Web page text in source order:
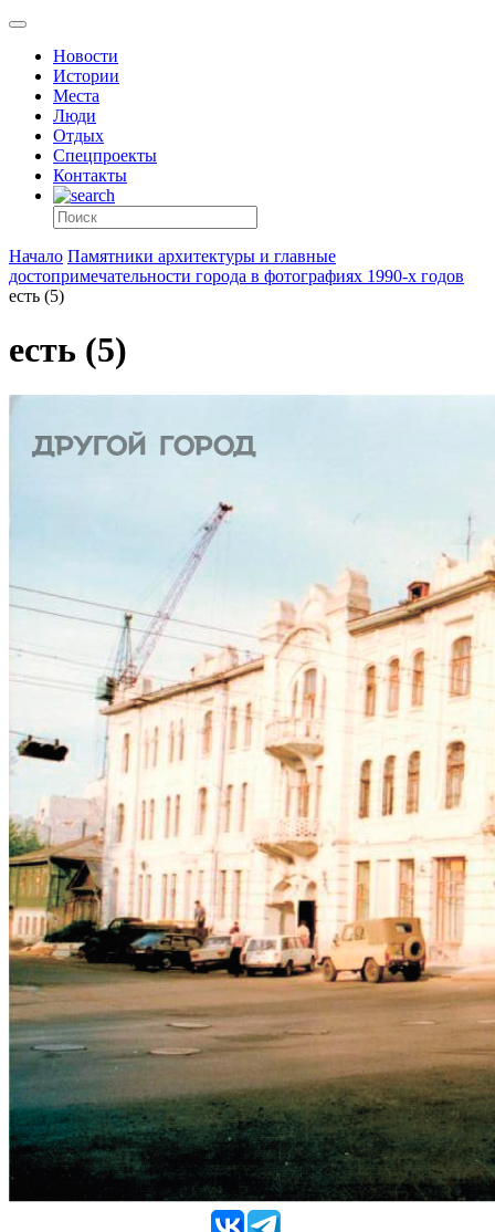
Новости
Истории
Места
Люди
Отдых
Спецпроекты
Контакты
Начало Памятники архитектуры и главные
достопримечательности города в фотографиях 1990-х годов
есть (5)
есть (5)